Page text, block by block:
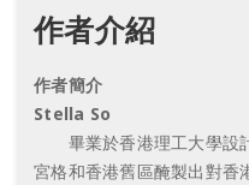
作者介紹
作者簡介
Stella So
畢業於香港理工大學設
宮格和香港舊區醃製出對香